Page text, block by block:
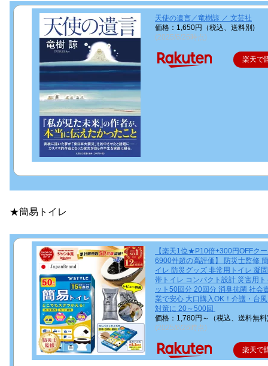
天使の遺言／竜樹諒 ／ 文芸社
価格：1,650円（税込、送料別)
(2025/6/26時点)
楽天で
★簡易トイレ
【楽天1位★P10倍+300円OFFク
6900件超の高評価】 防災士監修
イレ 防災グッズ 非常用トイレ 凝
帯トイレ コンパクト設計 災害用ト
ット50回分 20回分 消臭抗菌 社会
業で安心 大口購入OK！介護・台
対策に 20～500回
価格：1,780円～（税込、送料無料
(2025/6/26時点)
楽天で